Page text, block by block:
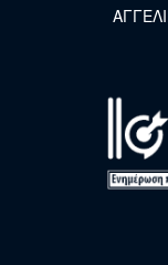
Παράκαμψη προς το